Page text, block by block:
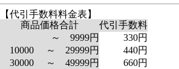
【代引手数料料金表】
商品価格合計
代引手数料
～ 9999円
330円
10000 ～ 29999円
440円
30000 ～ 49999円
660円